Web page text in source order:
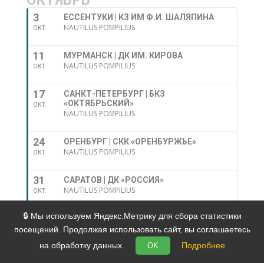
3
ОКТ.
ЕССЕНТУКИ | КЗ ИМ Ф.И. ШАЛЯПИНА
NAUTILUS POMPILIUS
11
ОКТ.
МУРМАНСК | ДК ИМ. КИРОВА
NAUTILUS POMPILIUS
17
ОКТ.
САНКТ-ПЕТЕРБУРГ | БКЗ
«ОКТЯБРЬСКИЙ»
NAUTILUS POMPILIUS
24
ОКТ.
ОРЕНБУРГ | СКК «ОРЕНБУРЖЬЕ»
NAUTILUS POMPILIUS
31
ОКТ.
САРАТОВ | ДК «РОССИЯ»
NAUTILUS POMPILIUS
Политика в отношении обработки персональных
данных
🔒 Мы используем Яндекс.Метрику для сбора статистики
посещений. Продолжая использовать сайт, вы соглашаетесь
на обработку данных.
OK Подробнее
Metodiq